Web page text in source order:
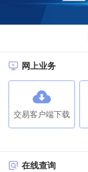
网上业务
交易客户端下载
在线查询